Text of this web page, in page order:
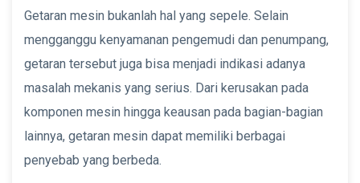
Getaran mesin bukanlah hal yang sepele. Selain
mengganggu kenyamanan pengemudi dan penumpang,
getaran tersebut juga bisa menjadi indikasi adanya
masalah mekanis yang serius. Dari kerusakan pada
komponen mesin hingga keausan pada bagian-bagian
lainnya, getaran mesin dapat memiliki berbagai
penyebab yang berbeda.